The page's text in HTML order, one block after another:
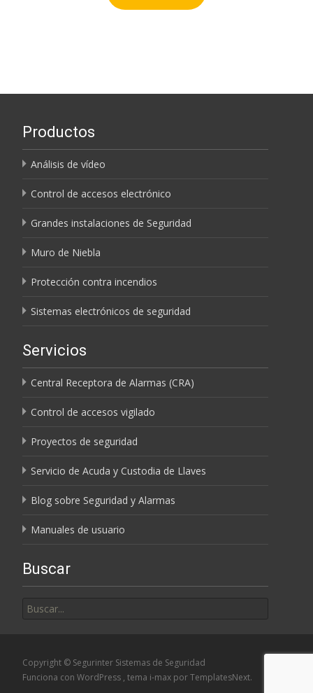
Productos
Análisis de vídeo
Control de accesos electrónico
Grandes instalaciones de Seguridad
Muro de Niebla
Protección contra incendios
Sistemas electrónicos de seguridad
Servicios
Central Receptora de Alarmas (CRA)
Control de accesos vigilado
Proyectos de seguridad
Servicio de Acuda y Custodia de Llaves
Blog sobre Seguridad y Alarmas
Manuales de usuario
Buscar
por:
Copyright © Segurinter Sistemas de Seguridad
Funciona con WordPress , tema i-max por TemplatesNext.